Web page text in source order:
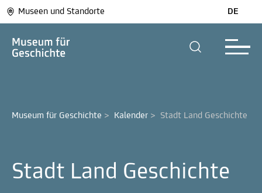
Museen und Standorte DE
Museum für Geschichte > Kalender > Stadt Land Geschichte
Stadt Land Geschichte